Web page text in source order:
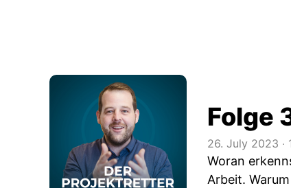
Folge
26. July 2023 ‧
Woran
Arbeit.